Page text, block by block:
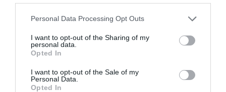
Personal Data Processing Opt Outs
I want to opt-out of the Sharing of my
personal data.
Opted In
I want to opt-out of the Sale of my
Personal Data.
Opted In
març del 1935. El seu èxit anava creixent.